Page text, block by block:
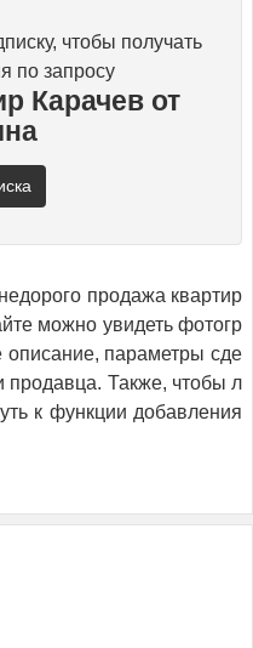
чтобы получать
по запросу
Карачев от
продажа квартир
можно увидеть фотогр
описание, параметры сде
продавца. Также, чтобы л
к функции добавления